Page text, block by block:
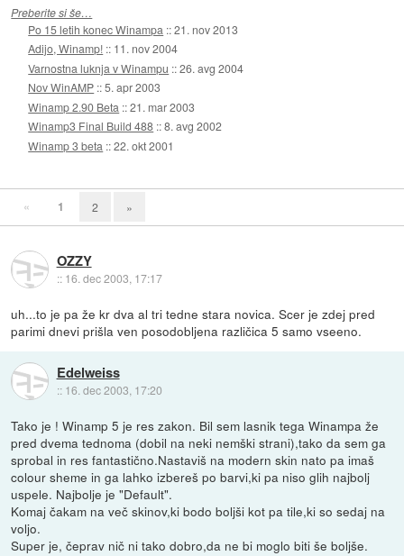
Preberite si še…
Po 15 letih konec Winampa ::21. nov 2013
Adijo, Winamp! :: 11. nov 2004
Varnostna luknja v Winampu ::26. avg 2004
Nov WinAMP ::5. apr 2003
Winamp 2.90 Beta ::21. mar 2003
Winamp3 Final Build 488 ::8. avg 2002
Winamp 3 beta ::22. okt 2001
« 1 2 »
OZZY
:: 16. dec 2003, 17:17
uh...to je pa že kr dva al tri tedne stara novica. Scer je zdej pred
parimi dnevi prišla ven posodobljena različica 5 samo vseeno.
Edelweiss
:: 16. dec 2003, 17:20
Tako je ! Winamp 5 je res zakon. Bil sem lasnik tega Winampa že
pred dvema tednoma (dobil na neki nemški strani),tako da sem ga
sprobal in res fantastično.Nastaviš na modern skin nato pa imaš
colour sheme in ga lahko izbereš po barvi,ki pa niso glih najbolj
uspele. Najbolje je "Default".
Komaj čakam na več skinov,ki bodo boljši kot pa tile,ki so sedaj na
voljo.
Super je, čeprav nič ni tako dobro,da ne bi moglo biti še boljše.